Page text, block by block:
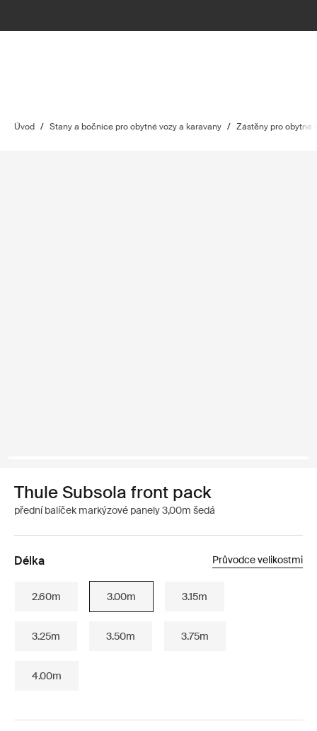
Úvod / Stany a bočnice pro obytné vozy a karavany / Zástěny pro obytné
Thule Subsola front pack
přední balíček markýzové panely 3,00m šedá
Délka Průvodce velikostmi
2.60m 3.00m 3.15m
3.25m 3.50m 3.75m
4.00m